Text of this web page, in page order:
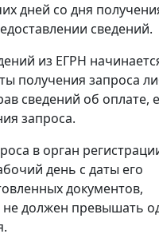
дней со дня
сведений.
из ЕГРН
получения запроса
сведений об оплате,
запроса.
в орган
день с даты его
документов,
должен превышать